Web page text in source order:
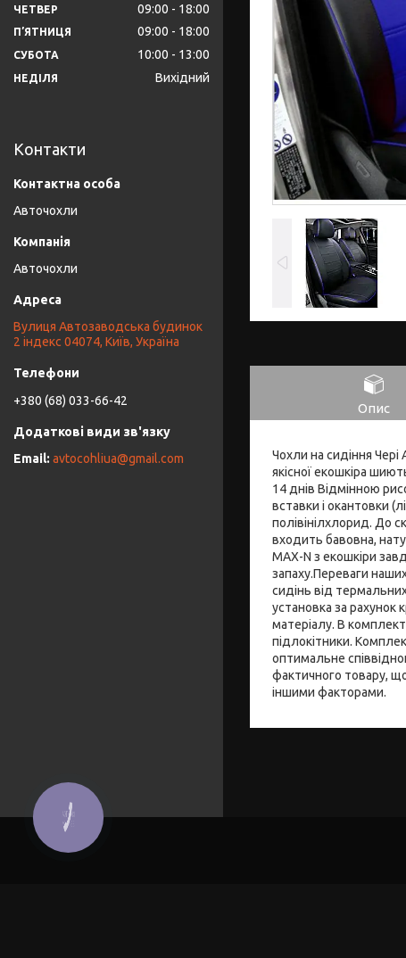
Опис
Чохли на сидіння
якісної екошкіра
14 днів Відмінною
вставки і окантовки
полівінілхлорид. До
входить бавовна,
MAX-N з екошкіри
запаху.Переваги
сидінь від
установка за рахунок
матеріалу. В комплект
підлокітники.
оптимальне
фактичного товару,
іншими факторами.
ЧЕТВЕР 09:00 18:00
ПʼЯТНИЦЯ 09:00 18:00
СУБОТА 10:00 13:00
НЕДІЛЯ Вихідний
Контакти
Авточохли
Авточохли
Вулиця Автозаводська будинок
2 індекс 04074, Київ, Україна
+380 (68) 033-66-42
avtocohliua@gmail.com
КНОПКА
ЗВ'ЯЗКУ